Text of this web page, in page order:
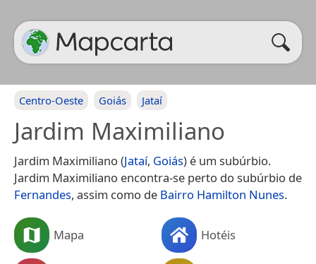
Centro-Oeste Goiás Jataí
Jardim Maximiliano
Jardim Maximiliano (Jataí, Goiás) é um subúrbio.
Jardim Maximiliano encontra-se perto do subúrbio de
Fernandes, assim como de Bairro Hamilton Nunes.
Mapa Hotéis